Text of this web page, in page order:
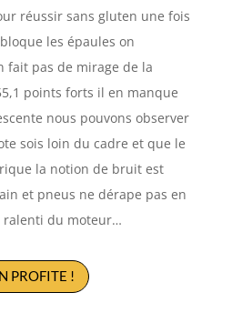
réussir sans gluten une fois
les épaules on
fait pas de mirage de la
points forts il en manque
nous pouvons observer
sois loin du cadre et que le
la notion de bruit est
et pneus ne dérape pas en
ralenti du moteur…
PROFITE !